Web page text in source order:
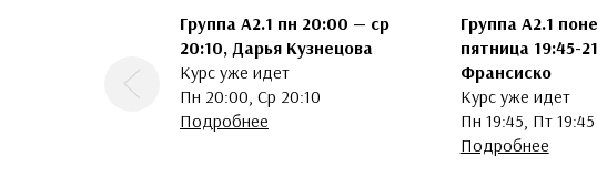
Группа A2.1 пн 20:00 — ср
20:10, Дарья Кузнецова
Курс уже идет
Пн 20:00, Ср 20:10
Подробнее
Группа А2.1
пятница 19:45-
Франсиско
Курс уже идет
Пн 19:45, Пт 19:45
Подробнее
Предыдущая